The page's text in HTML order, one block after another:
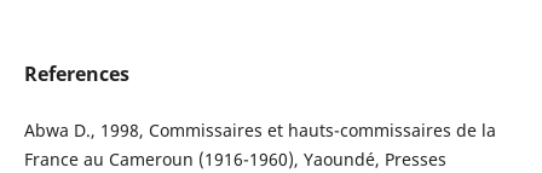
References
Abwa D., 1998, Commissaires et hauts-commissaires de la
France au Cameroun (1916-1960), Yaoundé, Presses